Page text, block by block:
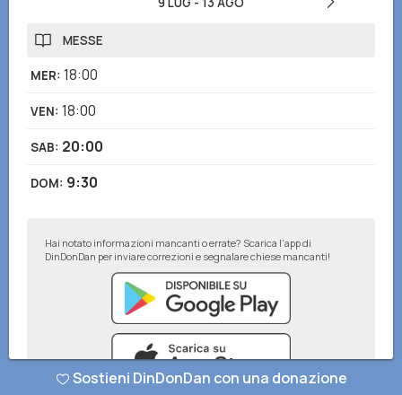
MESSE
MER: 18:00
VEN: 18:00
SAB: 20:00
DOM: 9:30
Hai notato informazioni mancanti o errate? Scarica l'app di
DinDonDan per inviare correzioni e segnalare chiese mancanti!
Sostieni DinDonDan con una donazione